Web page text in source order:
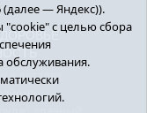
деталях.
(далее — Яндекс)).
"cookie" с целью сбора
обслуживания.